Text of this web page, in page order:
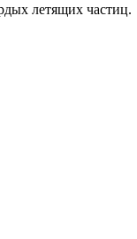
летящих частиц.